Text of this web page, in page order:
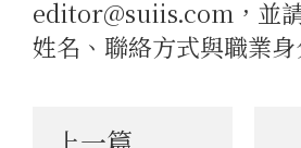
editor@suiis.com，並
姓名、聯絡方式與職業身